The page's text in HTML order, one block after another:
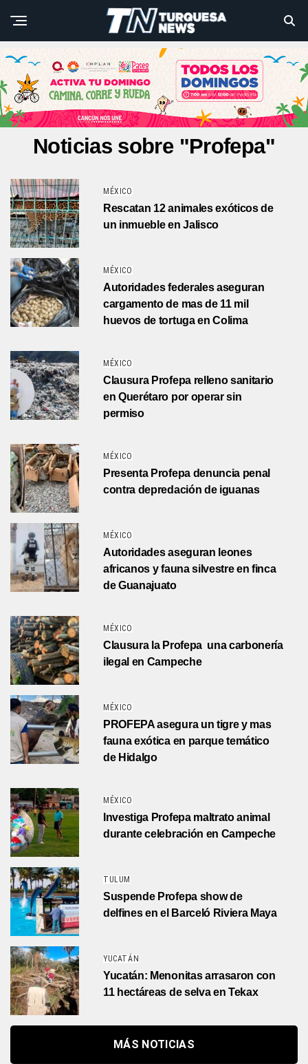
Noticias sobre "Profepa"
MÉXICO
Rescatan 12 animales exóticos de
un inmueble en Jalisco
MÉXICO
Autoridades federales aseguran
cargamento de mas de 11 mil
huevos de tortuga en Colima
MÉXICO
Clausura Profepa relleno sanitario
en Querétaro por operar sin
permiso
MÉXICO
Presenta Profepa denuncia penal
contra depredación de iguanas
MÉXICO
Autoridades aseguran leones
africanos y fauna silvestre en finca
de Guanajuato
MÉXICO
Clausura la Profepa una carbonería
ilegal en Campeche
MÉXICO
PROFEPA asegura un tigre y mas
fauna exótica en parque temático
de Hidalgo
MÉXICO
Investiga Profepa maltrato animal
durante celebración en Campeche
TULUM
Suspende Profepa show de
delfines en el Barceló Riviera Maya
YUCATÁN
Yucatán: Menonitas arrasaron con
11 hectáreas de selva en Tekax
MÁS NOTICIAS